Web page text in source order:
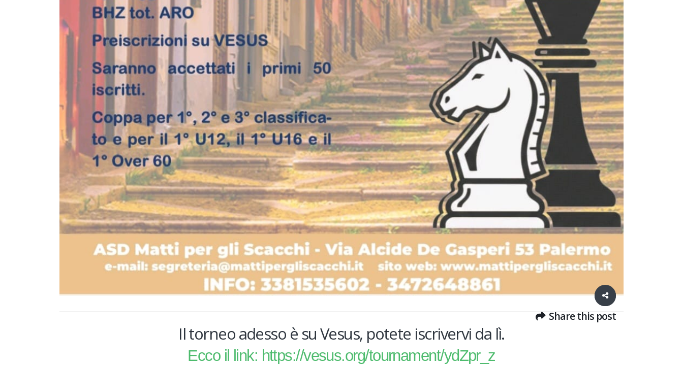
Share this post
Il torneo adesso è su Vesus, potete iscrivervi da lì.
Ecco il link: https://vesus.org/tournament/ydZpr_z